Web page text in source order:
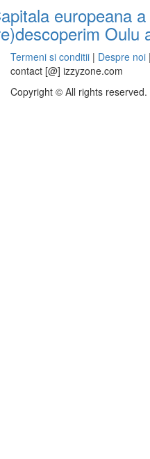
europeana
Oulu
Termeni si conditii | Despre noi |
contact [@] izzyzone.com
Copyright © All rights reserved.